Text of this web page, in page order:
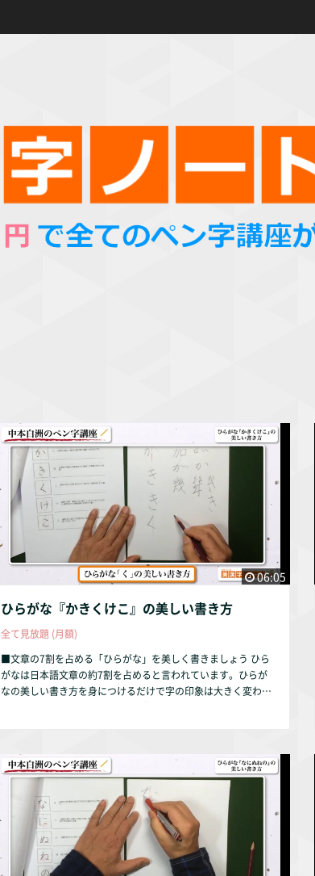
06:05
ひらがな『かきくけこ』の美しい書き方
全て見放題 (月額)
■文章の7割を占める「ひらがな」を美しく書きましょう ひら
がなは日本語文章の約7割を占めると言われています。ひらが
なの美しい書き方を身につけるだけで字の印象は大きく変わり